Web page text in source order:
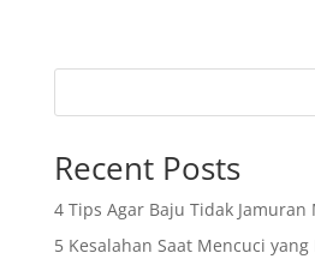
Recent Posts
4 Tips Agar Baju Tidak Jamuran
5 Kesalahan Saat Mencuci